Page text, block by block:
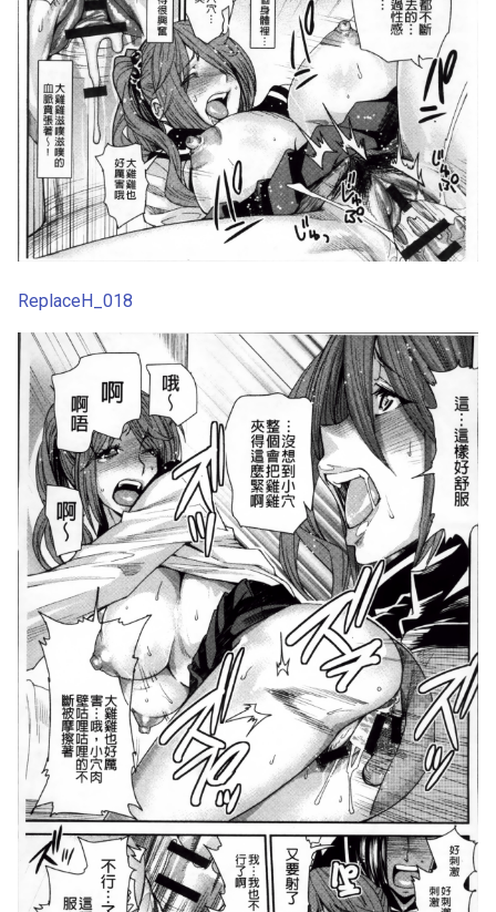
ReplaceH_018